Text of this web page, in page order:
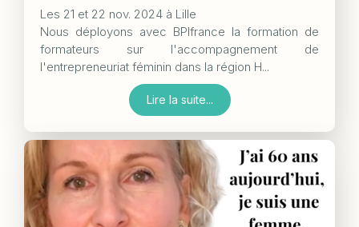
Les 21 et 22 nov. 2024 à Lille
Nous déployons avec BPIfrance la formation de
formateurs sur l'accompagnement de
l'entrepreneuriat féminin dans la région H...
Lire la suite...